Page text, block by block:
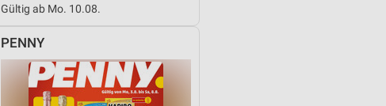
Gültig ab Mo. 10.08.
PENNY